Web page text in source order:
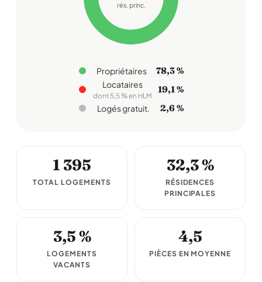
rés. princ.
Propriétaires 78,3 %
Locataires
dont 5,5 % en HLM
19,1 %
Logés gratuit. 2,6 %
1 395
TOTAL LOGEMENTS
32,3 %
RÉSIDENCES
PRINCIPALES
3,5 %
LOGEMENTS
VACANTS
4,5
PIÈCES EN MOYENNE